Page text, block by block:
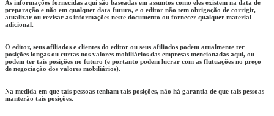
As informações fornecidas aqui são baseadas em assuntos como eles existem na data de
preparação e não em qualquer data futura, e o editor não tem obrigação de corrigir,
atualizar ou revisar as informações neste documento ou fornecer qualquer material
adicional.
O editor, seus afiliados e clientes do editor ou seus afiliados podem atualmente ter
posições longas ou curtas nos valores mobiliários das empresas mencionadas aqui, ou
podem ter tais posições no futuro (e portanto podem lucrar com as flutuações no preço
de negociação dos valores mobiliários).
Na medida em que tais pessoas tenham tais posições, não há garantia de que tais pessoas
manterão tais posições.